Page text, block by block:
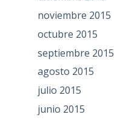
noviembre 2015
octubre 2015
septiembre 2015
agosto 2015
julio 2015
junio 2015